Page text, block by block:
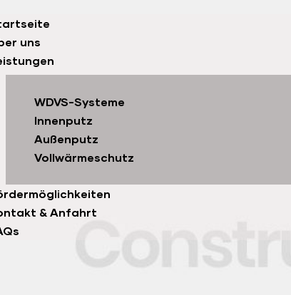
uns
WDVS-Systeme
Innenputz
Außenputz
Vollwärmeschutz
& Anfahrt